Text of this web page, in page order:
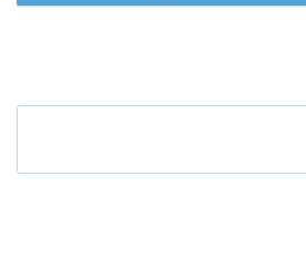
Что будет с наличными